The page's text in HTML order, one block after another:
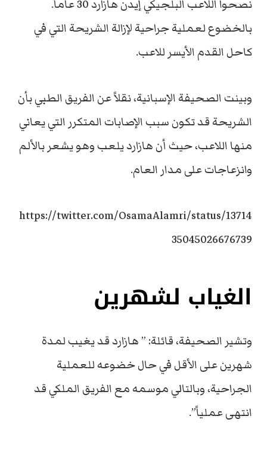
نصحوا اللاعب البلجيكي إيدن هازارد 30 عاماً.
بالخضوع لعملية جراحية لإزالة الشريحة التي في
كاحل القدم الأيسر للاعب.
وبينت الصحيفة الإسبانية، نقلاً عن الفريق الطبي بأن
الشريحة قد تكون سبب الإصابات المتكرر التي يعاني
منها اللاعب، حيث أن هازارد يلعب وهو يشعر بالألم
وانزعاجات على مدار العام.
https://twitter.com/OsamaAlamri/status/13714
35045026676739
الغياب لشهرين
وتشير الصحيفة، قائلة: ” هازارد قد يغيب لمدة
شهرين على الأقل في حال خضوعه للعملية
الجراحية، وبالتالي موسمه مع الفريق الملكي قد
انتهى عملياً”.